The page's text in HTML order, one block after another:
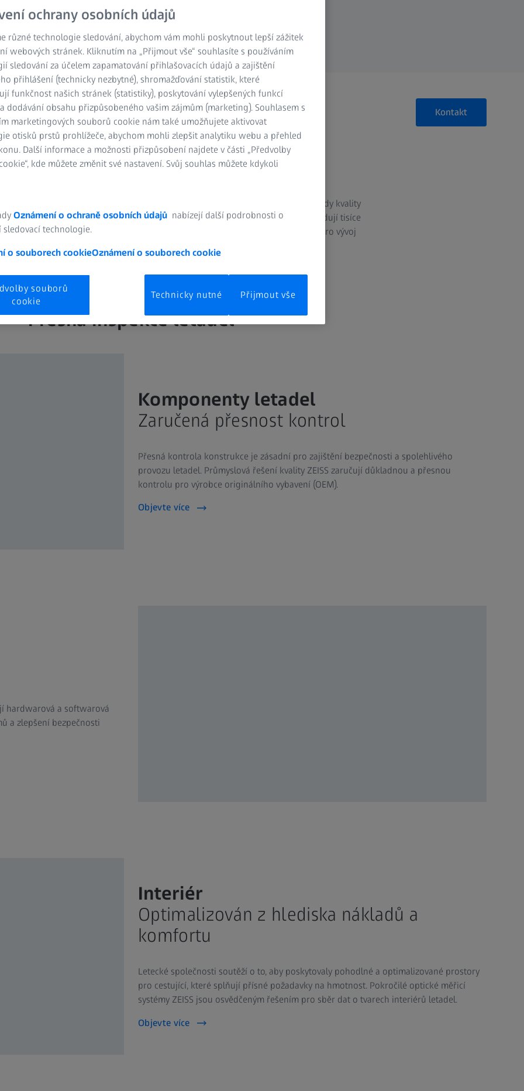
Kontakt
milionů lidí cestujících letadly, musí všechna letadla splňovat nejvyšší standardy kvality
a interiéry letadel jsou nesmírně složité a pro zajištění bezpečnosti vyžadují tisíce
Pokročilá metrologická technologie společnosti ZEISS nabízí efektivní řešení pro vývoj
Přesná inspekce letadel
Komponenty letadel
Zaručená přesnost kontrol
Přesná kontrola konstrukce je zásadní pro zajištění bezpečnosti a spolehlivého
provozu letadel. Průmyslová řešení kvality ZEISS zaručují důkladnou a přesnou
kontrolu pro výrobce originálního vybavení (OEM). ​
Objevte více
hardwarová a softwarová
a zlepšení bezpečnosti
Interiér
Optimalizován z hlediska nákladů a
komfortu
Letecké společnosti soutěží o to, aby poskytovaly pohodlné a optimalizované prostory
pro cestující, které splňují přísné požadavky na hmotnost. Pokročilé optické měřicí
systémy ZEISS jsou osvědčeným řešením pro sběr dat o tvarech interiérů letadel. ​
Objevte více
ochrany osobních údajů
různé technologie sledování, abychom vám mohli poskytnout lepší zážitek
webových stránek. Kliknutím na „Přijmout vše“ souhlasíte s používáním
sledování za účelem zapamatování přihlašovacích údajů a zajištění
přihlášení (technicky nezbytné), shromažďování statistik, které
funkčnost našich stránek (statistiky), poskytování vylepšených funkcí
dodávání obsahu přizpůsobeného vašim zájmům (marketing). Souhlasem s
marketingových souborů cookie nám také umožňujete aktivovat
otisků prstů prohlížeče, abychom mohli zlepšit analytiku webu a přehled
Další informace a možnosti přizpůsobení najdete v části „Předvolby
kde můžete změnit své nastavení. Svůj souhlas můžete kdykoli
Oznámení o ochraně osobních údajů nabízejí další podrobnosti o
sledovací technologie.
o souborech cookieOznámení o souborech cookie
souborů
cookie
Technicky nutné Přijmout vše